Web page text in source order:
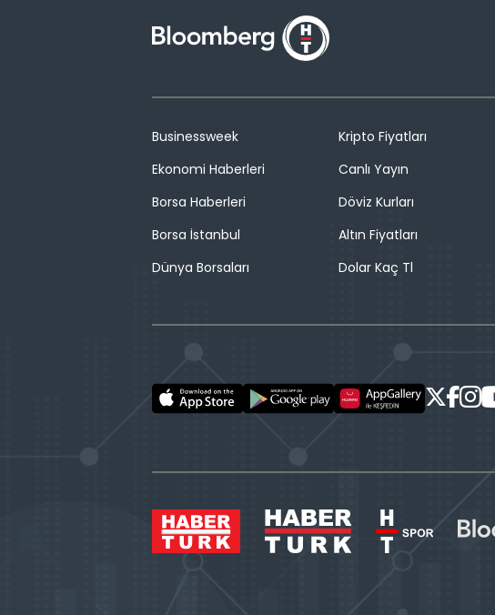
Businessweek
Ekonomi Haberleri
Borsa Haberleri
Borsa İstanbul
Dünya Borsaları
Kripto Fiyatları
Canlı Yayın
Döviz Kurları
Altın Fiyatları
Dolar Kaç Tl